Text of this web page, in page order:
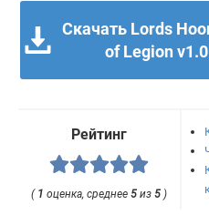
Скачать Lords
of Legion
Рейтинг
( 1 оценка, среднее5 из5 )